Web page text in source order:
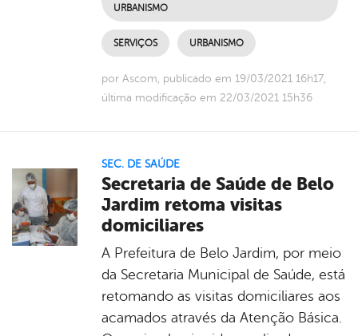
URBANISMO
SERVIÇOS URBANISMO
por Ascom, publicado em 19/03/2021 16h17,
última modificação em 22/03/2021 15h36
SEC. DE SAÚDE
Secretaria de Saúde de Belo
Jardim retoma visitas
domiciliares
A Prefeitura de Belo Jardim, por meio
da Secretaria Municipal de Saúde, está
retomando as visitas domiciliares aos
acamados através da Atenção Básica.